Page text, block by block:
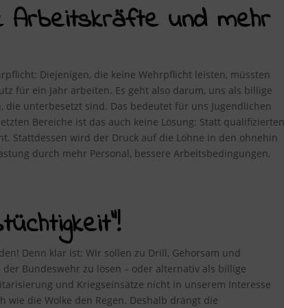
Arbeitskräfte und mehr
Diejenigen, die keine Wehrpflicht leisten, müssten
für ein Jahr arbeiten. Es geht also darum, uns als billige
unterbesetzt sind. Das bedeutet für uns Jugendlichen
Bereiche ist das auch keine Lösung: Statt qualifizierten
Stattdessen wird der Druck auf die Löhne in den ohnehin
durch mehr Personal, bessere Arbeitsbedingungen,
Denn klar ist: Wir sollen zu Drill, Gehorsam und
Bundeswehr zu lösen – oder alternativ als billige
und Kriegseinsätze nicht in unserem Interesse
die Wolke den Regen. Deshalb drängt die